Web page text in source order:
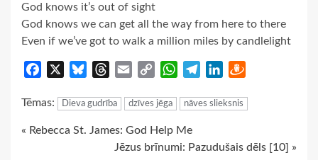
God knows it’s out of sight
God knows we can get all the way from here to there
Even if we’ve got to walk a million miles by candlelight
Facebook BlueskyThreads
Email
Copy
WhatsApp
TelegramLinkedIn
Tēmas: Dieva gudrība dzīves jēga nāves slieksnis
Continue
« Rebecca St. James: God Help Me
Jēzus brīnumi: Pazudušais dēls [10] »